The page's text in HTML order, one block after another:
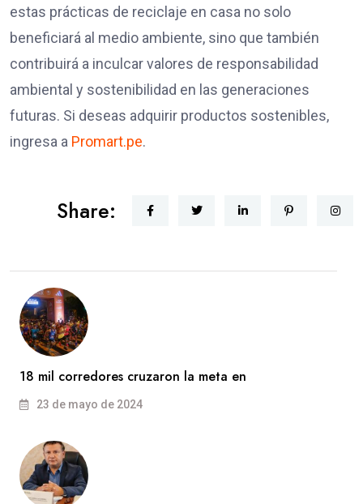
estas prácticas de reciclaje en casa no solo
beneficiará al medio ambiente, sino que también
contribuirá a inculcar valores de responsabilidad
ambiental y sostenibilidad en las generaciones
futuras. Si deseas adquirir productos sostenibles,
ingresa a Promart.pe.
Share:
18 mil corredores cruzaron la meta en
23 de mayo de 2024